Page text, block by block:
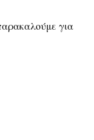
για